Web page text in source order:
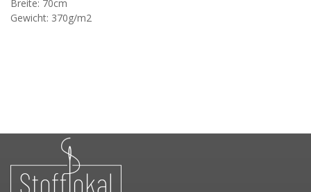
Breite: 70cm
Gewicht: 370g/m2